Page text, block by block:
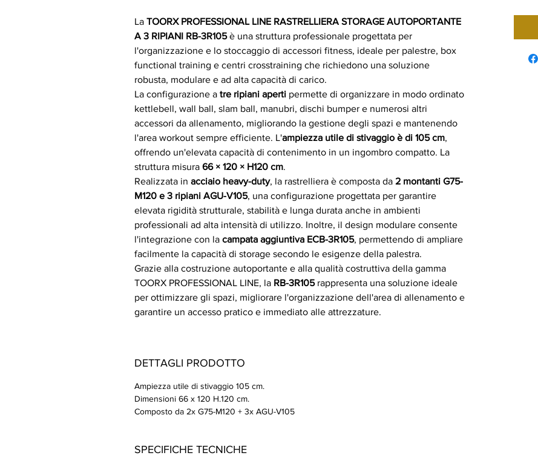
La TOORX PROFESSIONAL LINE RASTRELLIERA STORAGE AUTOPORTANTE
A 3 RIPIANI RB-3R105è una struttura professionale progettata per
l'organizzazione e lo stoccaggio di accessori fitness, ideale per palestre, box
functional training e centri crosstraining che richiedono una soluzione
robusta, modulare e ad alta capacità di carico.
La configurazione a tre ripiani aperti permette di organizzare in modo ordinato
kettlebell, wall ball, slam ball, manubri, dischi bumper e numerosi altri
accessori da allenamento, migliorando la gestione degli spazi e mantenendo
l'area workout sempre efficiente. L'ampiezza utile di stivaggio è di 105 cm,
offrendo un'elevata capacità di contenimento in un ingombro compatto. La
struttura misura 66 × 120 × H120 cm.
Realizzata in acciaio heavy-duty, la rastrelliera è composta da 2 montanti G75-
M120 e 3 ripiani AGU-V105, una configurazione progettata per garantire
elevata rigidità strutturale, stabilità e lunga durata anche in ambienti
professionali ad alta intensità di utilizzo. Inoltre, il design modulare consente
l'integrazione con la campata aggiuntiva ECB-3R105, permettendo di ampliare
facilmente la capacità di storage secondo le esigenze della palestra.
Grazie alla costruzione autoportante e alla qualità costruttiva della gamma
TOORX PROFESSIONAL LINE, la RB-3R105rappresenta una soluzione ideale
per ottimizzare gli spazi, migliorare l'organizzazione dell'area di allenamento e
garantire un accesso pratico e immediato alle attrezzature.
DETTAGLI PRODOTTO
Ampiezza utile di stivaggio 105 cm.
Dimensioni 66 x 120 H.120 cm.
Composto da 2x G75-M120 + 3x AGU-V105
SPECIFICHE TECNICHE